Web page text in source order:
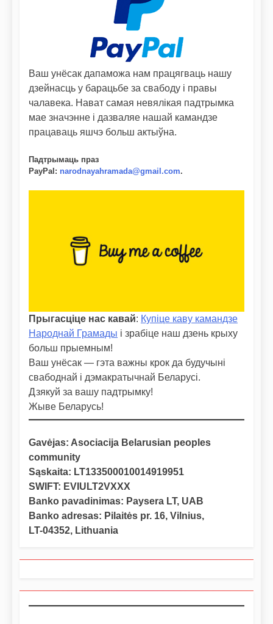
Ваш унёсак дапаможа нам працягваць нашу
дзейнасць у барацьбе за свабоду і правы
чалавека. Нават самая невялікая падтрымка
мае значэнне і дазваляе нашай камандзе
працаваць яшчэ больш актыўна.
Падтрымаць праз
PayPal: narodnayahramada@gmail.com.
Прыгасціце нас кавай: Купіце каву камандзе
Народнай Грамады і зрабіце наш дзень крыху
больш прыемным!
Ваш унёсак — гэта важны крок да будучыні
свабоднай і дэмакратычнай Беларусі.
Дзякуй за вашу падтрымку!
Жыве Беларусь!
Gavėjas: Asociacija Belarusian peoples
community
Sąskaita: LT133500010014919951
SWIFT: EVIULT2VXXX
Banko pavadinimas: Paysera LT, UAB
Banko adresas: Pilaitės pr. 16, Vilnius,
LT-04352, Lithuania